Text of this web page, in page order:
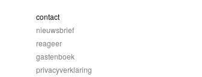
contact
nieuwsbrief
reageer
gastenboek
privacyverklaring